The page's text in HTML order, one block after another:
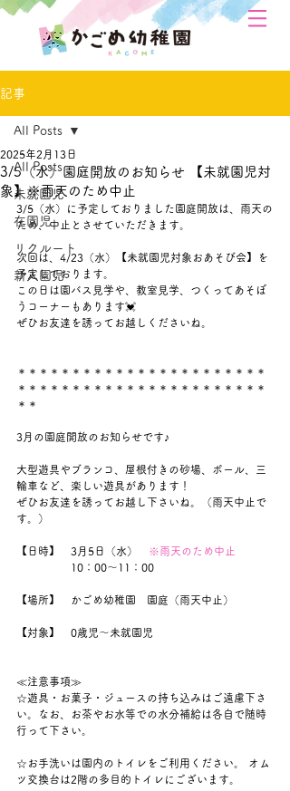
記事
All Posts
未就園児
在園児
リクルート
新入園児
All Posts
3/5（水）園庭開放のお知らせ 【未就園児対
象】※雨天のため中止
2025年2月13日
3/5（水）に予定しておりました園庭開放は、雨天の
ため、中止とさせていただきます。
次回は、4/23（水）【未就園児対象おあそび会】を
予定しております。
この日は園バス見学や、教室見学、つくってあそぼ
うコーナーもあります💓
ぜひお友達を誘ってお越しくださいね。
＊＊＊＊＊＊＊＊＊＊＊＊＊＊＊＊＊＊＊＊＊＊＊
＊＊＊＊＊＊＊＊＊＊＊＊＊＊＊＊＊＊＊＊＊＊＊
＊＊
3月の園庭開放のお知らせです♪
大型遊具やブランコ、屋根付きの砂場、ボール、三
輪車など、楽しい遊具があります！
ぜひお友達を誘ってお越し下さいね。（雨天中止で
す。）
【日時】　3月5日（水） ※雨天のため中止
10：00～11：00
【場所】　かごめ幼稚園　園庭（雨天中止）
【対象】　0歳児～未就園児
≪注意事項≫
☆遊具・お菓子・ジュースの持ち込みはご遠慮下さ
い。なお、お茶やお水等での水分補給は各自で随時
行って下さい。
☆お手洗いは園内のトイレをご利用ください。 オム
ツ交換台は2階の多目的トイレにございます。